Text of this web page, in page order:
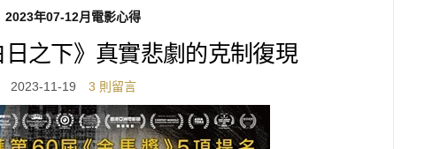
2023年07-12月電影心得
之下》真實悲劇的克制復現
2023-11-19 3 則留言